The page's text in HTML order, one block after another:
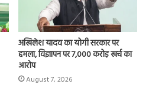
अखिलेश यादव का योगी सरकार पर
हमला, विज्ञापन पर 7,000 करोड़ खर्च का
आरोप
August 7, 2026